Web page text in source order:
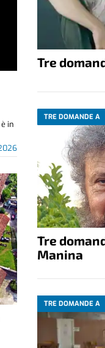
in
Tre
TRE DOMANDE A
Tre
Manina
TRE DOMANDE A